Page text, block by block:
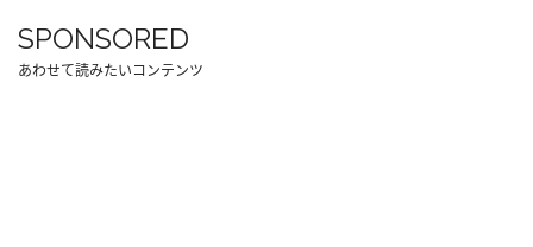
SPONSORED
あわせて読みたいコンテンツ